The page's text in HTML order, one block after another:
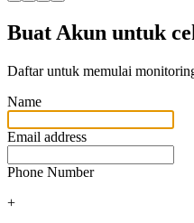
Buat Akun untuk
Daftar untuk memulai
Name
Email address
Phone Number
+